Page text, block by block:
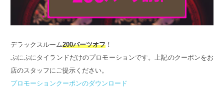
デラックスルーム200バーツオフ！
ぷにぷにタイランドだけのプロモーションです。上記のクーポンをお
店のスタッフにご提示ください。
プロモーションクーポンのダウンロード